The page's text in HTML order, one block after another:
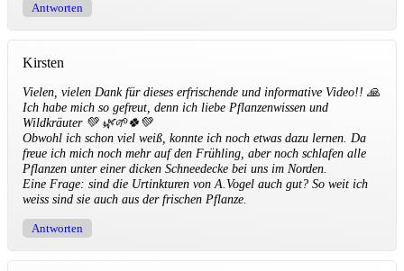
Antworten
Kirsten
Vielen, vielen Dank für dieses erfrischende und informative Video!! 🙏
Ich habe mich so gefreut, denn ich liebe Pflanzenwissen und
Wildkräuter 💚 🌿🌱🍀💚
Obwohl ich schon viel weiß, konnte ich noch etwas dazu lernen. Da
freue ich mich noch mehr auf den Frühling, aber noch schlafen alle
Pflanzen unter einer dicken Schneedecke bei uns im Norden.
Eine Frage: sind die Urtinkturen von A.Vogel auch gut? So weit ich
weiss sind sie auch aus der frischen Pflanze.
Antworten